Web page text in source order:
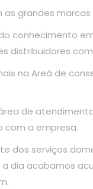
as grandes
conhecimento
distribuidores
na Areá de
de
com a empresa.
dos serviços
a dia acabamos